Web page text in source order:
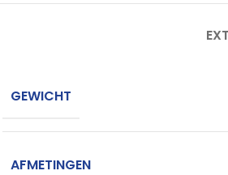
GEWICHT
AFMETINGEN